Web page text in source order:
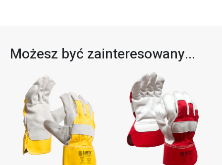
Możesz być zainteresowany...